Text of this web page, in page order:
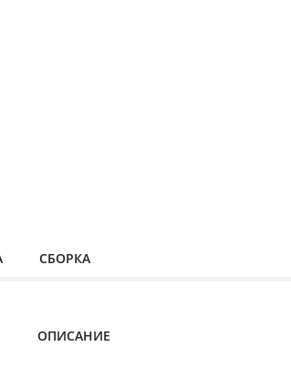
СБОРКА
ОПИСАНИЕ